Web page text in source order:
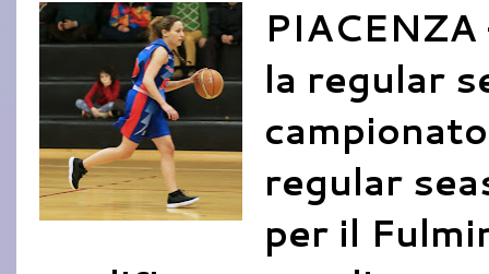
la regular
regular
per il